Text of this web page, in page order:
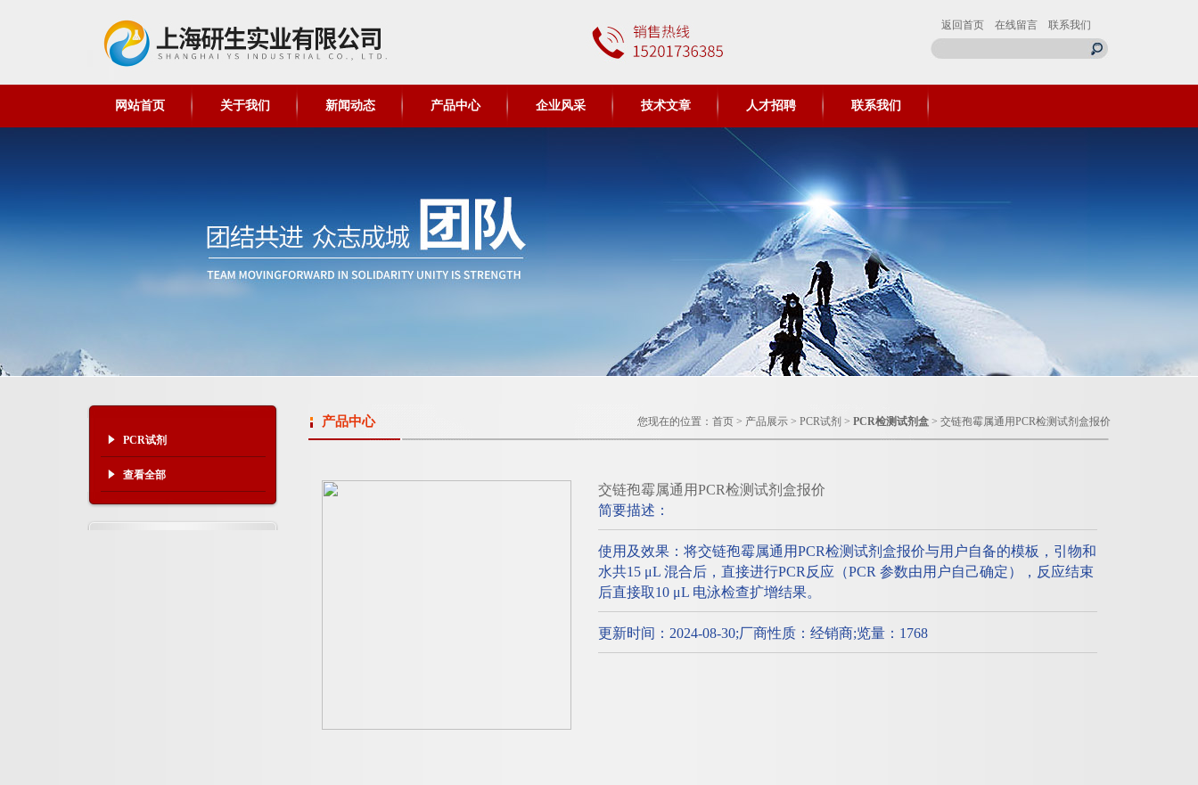
返回首页 在线留言 联系我们
网站首页 关于我们 新闻动态 产品中心 企业风采 技术文章 人才招聘 联系我们
PCR试剂
查看全部
产品中心 您现在的位置： 首页 > 产品展示 > PCR试剂 > PCR检测试剂盒 > 交链孢霉属通用PCR检测试剂盒报价
交链孢霉属通用PCR检测试剂盒报价
简要描述：
使用及效果：将交链孢霉属通用PCR检测试剂盒报价与用户自备的模板，引物和
水共15 μL 混合后，直接进行PCR反应（PCR 参数由用户自己确定），反应结束
后直接取10 μL 电泳检查扩增结果。
更新时间：2024-08-30;厂商性质：经销商;览量：1768